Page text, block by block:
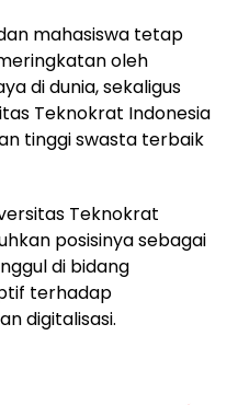
mahasiswa tetap
oleh
di dunia, sekaligus
Teknokrat Indonesia
tinggi swasta terbaik
Teknokrat
posisinya sebagai
di bidang
terhadap
digitalisasi.